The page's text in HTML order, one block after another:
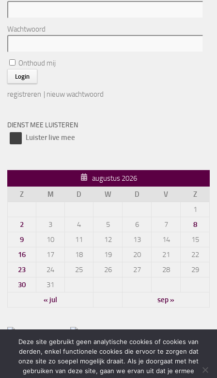
Wachtwoord
Onthoud mij
registreren | nieuw wachtwoord
DIENST MEE LUISTEREN
Luister live mee
augustus 2026
Z
M D W D V
Z
1
2
3 4 5 6 7
8
9
10 11 12 13 14
15
16
17 18 19 20 21
22
23
24 25 26 27 28
29
30
31
« jul
sep »
Deze site gebruikt geen analytische cookies of cookies van
derden, enkel functionele cookies die ervoor te zorgen dat
onze site zo soepel mogelijk draait. Als je doorgaat met het
gebruiken van deze site, gaan we ervan uit dat je ermee